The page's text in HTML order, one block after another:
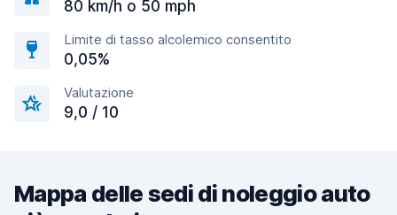
80 km/h o 50 mph
Limite di tasso alcolemico consentito
0,05%
Valutazione
9,0 / 10
Mappa delle sedi di noleggio auto